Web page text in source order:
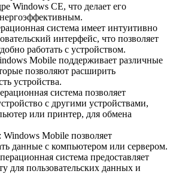
Windows CE, что делает его
система имеет интуитивно
интерфейс, что позволяет
работать с устройством.
Mobile поддерживает различные
позволяют расширить
устройства.
система позволяет
с другими устройствами,
или принтер, для обмена
Mobile позволяет
данные с компьютером или сервером.
система предоставляет
для пользовательских данных и